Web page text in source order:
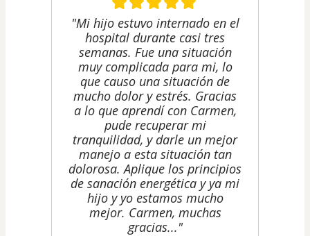
"Mi hijo estuvo internado en el
hospital durante casi tres
semanas. Fue una situación
muy complicada para mi, lo
que causo una situación de
mucho dolor y estrés. Gracias
a lo que aprendí con Carmen,
pude recuperar mi
tranquilidad, y darle un mejor
manejo a esta situación tan
dolorosa. Aplique los principios
de sanación energética y ya mi
hijo y yo estamos mucho
mejor. Carmen, muchas
gracias..."